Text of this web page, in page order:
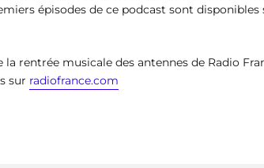
épisodes de ce podcast sont
la rentrée musicale des antennes de Radio
sur radiofrance.com